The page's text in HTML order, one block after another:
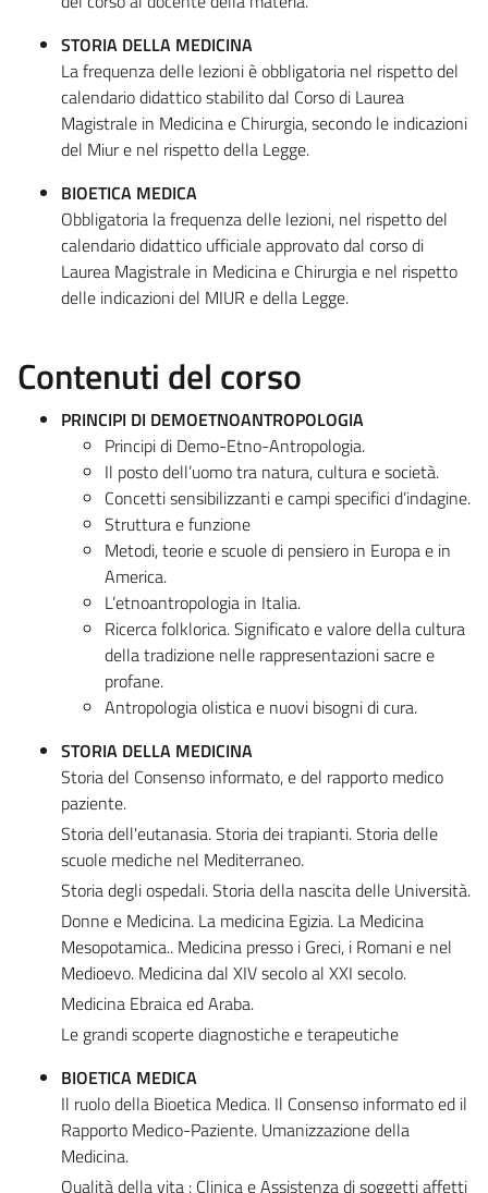
STORIA DELLA MEDICINA
La frequenza delle lezioni è obbligatoria nel rispetto del
calendario didattico stabilito dal Corso di Laurea
Magistrale in Medicina e Chirurgia, secondo le indicazioni
del Miur e nel rispetto della Legge.
BIOETICA MEDICA
Obbligatoria la frequenza delle lezioni, nel rispetto del
calendario didattico ufficiale approvato dal corso di
Laurea Magistrale in Medicina e Chirurgia e nel rispetto
delle indicazioni del MIUR e della Legge.
Contenuti del corso
PRINCIPI DI DEMOETNOANTROPOLOGIA
Principi di Demo-Etno-Antropologia.
Il posto dell’uomo tra natura, cultura e società.
Concetti sensibilizzanti e campi specifici d’indagine.
Struttura e funzione
Metodi, teorie e scuole di pensiero in Europa e in
America.
L’etnoantropologia in Italia.
Ricerca folklorica. Significato e valore della cultura
della tradizione nelle rappresentazioni sacre e
profane.
Antropologia olistica e nuovi bisogni di cura.
STORIA DELLA MEDICINA
Storia del Consenso informato, e del rapporto medico
paziente.
Storia dell'eutanasia. Storia dei trapianti. Storia delle
scuole mediche nel Mediterraneo.
Storia degli ospedali. Storia della nascita delle Università.
Donne e Medicina. La medicina Egizia. La Medicina
Mesopotamica.. Medicina presso i Greci, i Romani e nel
Medioevo. Medicina dal XIV secolo al XXI secolo.
Medicina Ebraica ed Araba.
Le grandi scoperte diagnostiche e terapeutiche
BIOETICA MEDICA
Il ruolo della Bioetica Medica. Il Consenso informato ed il
Rapporto Medico-Paziente. Umanizzazione della
Medicina.
Qualità della vita : Clinica e Assistenza di soggetti affetti